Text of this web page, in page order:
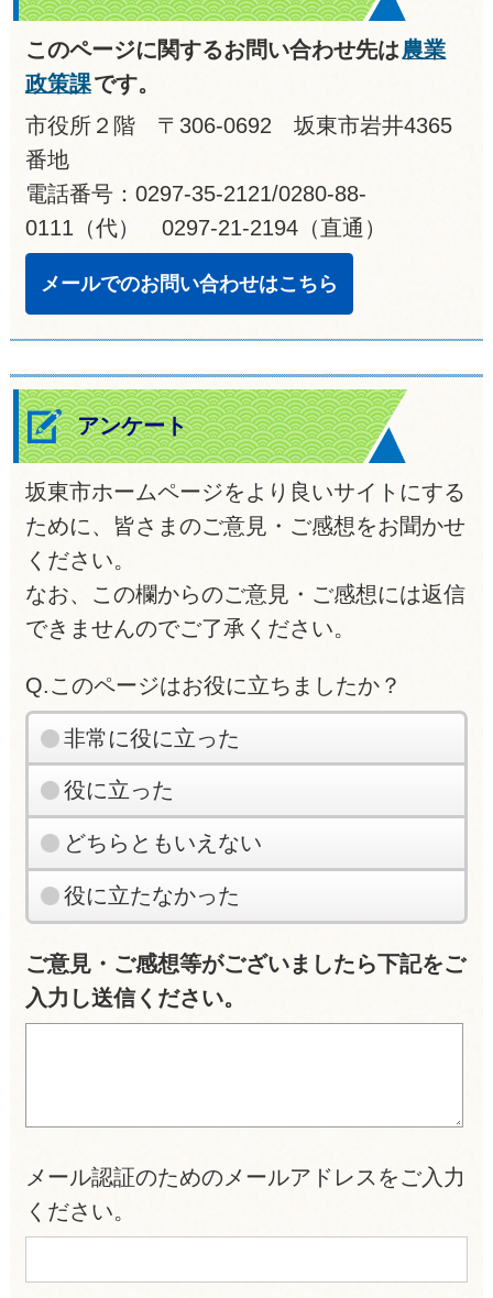
このページに関するお問い合わせ先は農業
政策課です。
市役所２階 〒306-0692 坂東市岩井4365
番地
電話番号：0297-35-2121/0280-88-
0111（代） 0297-21-2194（直通）
メールでのお問い合わせはこちら
アンケート
坂東市ホームページをより良いサイトにする
ために、皆さまのご意見・ご感想をお聞かせ
ください。
なお、この欄からのご意見・ご感想には返信
できませんのでご了承ください。
Q.このページはお役に立ちましたか？
非常に役に立った
役に立った
どちらともいえない
役に立たなかった
ご意見・ご感想等がございましたら下記をご
入力し送信ください。
メール認証のためのメールアドレスをご入力
ください。